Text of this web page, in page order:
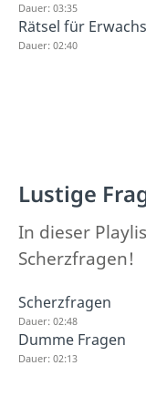
Dauer: 03:35
Rätsel für
Dauer: 02:40
Lustige
In dieser
Scherzfragen!
Scherzfragen
Dauer: 02:48
Dumme Fragen
Dauer: 02:13